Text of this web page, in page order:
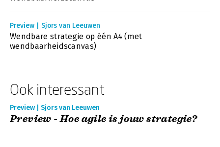
Preview | Sjors van Leeuwen
Wendbare strategie op één A4 (met
wendbaarheidscanvas)
Ook interessant
Preview | Sjors van Leeuwen
Preview - Hoe agile is jouw strategie?